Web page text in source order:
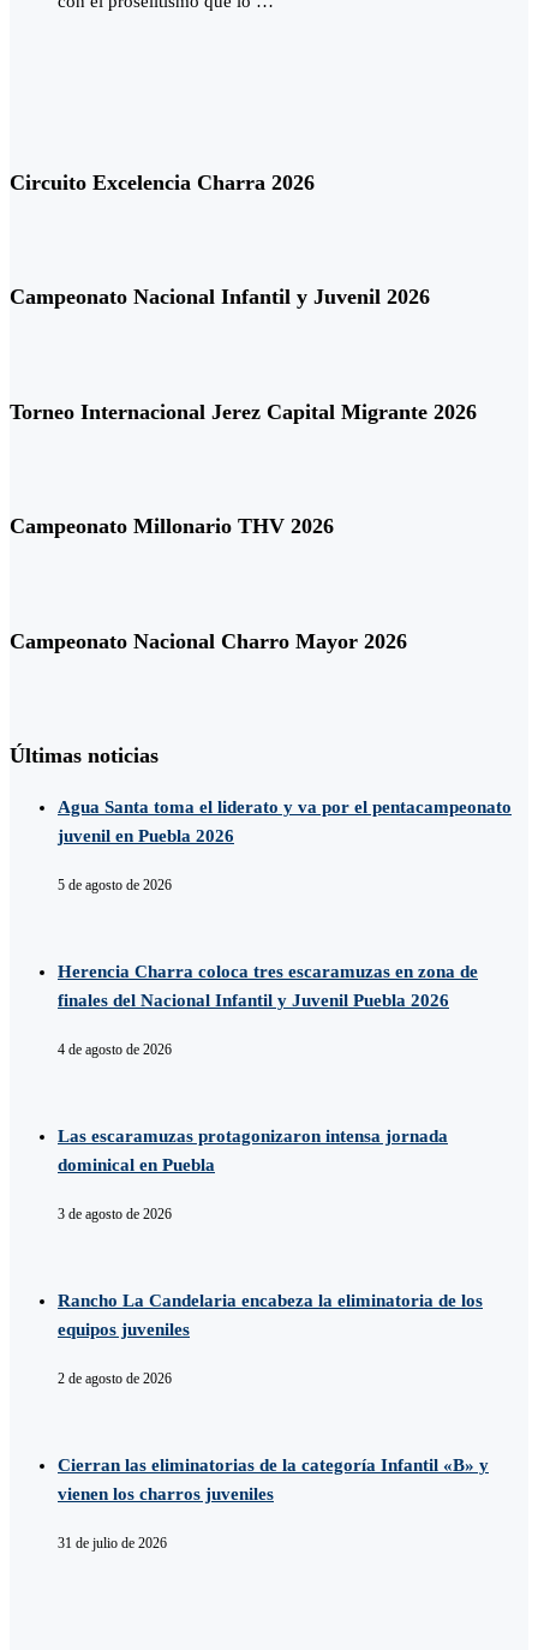
Circuito Excelencia Charra 2026
Campeonato Nacional Infantil y Juvenil 2026
Torneo Internacional Jerez Capital Migrante 2026
Campeonato Millonario THV 2026
Campeonato Nacional Charro Mayor 2026
Últimas noticias
Agua Santa toma el liderato y va por el pentacampeonato
juvenil en Puebla 2026
5 de agosto de 2026
Herencia Charra coloca tres escaramuzas en zona de
finales del Nacional Infantil y Juvenil Puebla 2026
4 de agosto de 2026
Las escaramuzas protagonizaron intensa jornada
dominical en Puebla
3 de agosto de 2026
Rancho La Candelaria encabeza la eliminatoria de los
equipos juveniles
2 de agosto de 2026
Cierran las eliminatorias de la categoría Infantil «B» y
vienen los charros juveniles
31 de julio de 2026